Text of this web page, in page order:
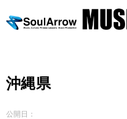
沖縄県
公開日：